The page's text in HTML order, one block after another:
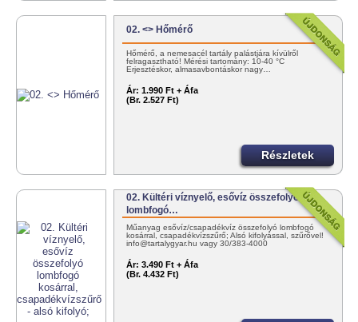
02. <> Hőmérő
Hőmérő, a nemesacél tartály palástjára kívülről
felragasztható! Mérési tartomány: 10-40 °C
Erjesztéskor, almasavbontáskor nagy…
Ár: 1.990 Ft + Áfa
(Br. 2.527 Ft)
Részletek
02. Kültéri víznyelő, esővíz összefolyó
lombfogó…
Műanyag esővíz/csapadékvíz összefolyó lombfogó
kosárral, csapadékvízszűrő; Alsó kifolyással, szűrővel!
info@tartalygyar.hu vagy 30/383-4000
Ár: 3.490 Ft + Áfa
(Br. 4.432 Ft)